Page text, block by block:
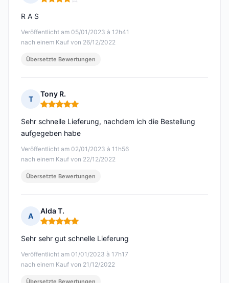
Hinweis: 4 von 5
Veröffentlicht am 05/01/2023 à 12h41
nach einem Kauf von 26/12/2022
R A S
Übersetzte Bewertungen
T
Tony R.
Hinweis: 5 von 5
Veröffentlicht am 02/01/2023 à 11h56
nach einem Kauf von 22/12/2022
Sehr schnelle Lieferung, nachdem ich die Bestellung
aufgegeben habe
Übersetzte Bewertungen
A
Alda T.
Hinweis: 5 von 5
Veröffentlicht am 01/01/2023 à 17h17
nach einem Kauf von 21/12/2022
Sehr sehr gut schnelle Lieferung
Übersetzte Bewertungen